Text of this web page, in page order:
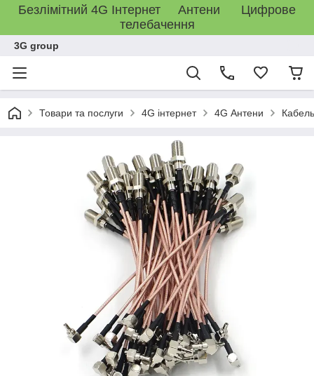
Безлімітний 4G Інтернет Антени Цифрове
телебачення
3G group
Товари та послуги 4G інтернет 4G Антени